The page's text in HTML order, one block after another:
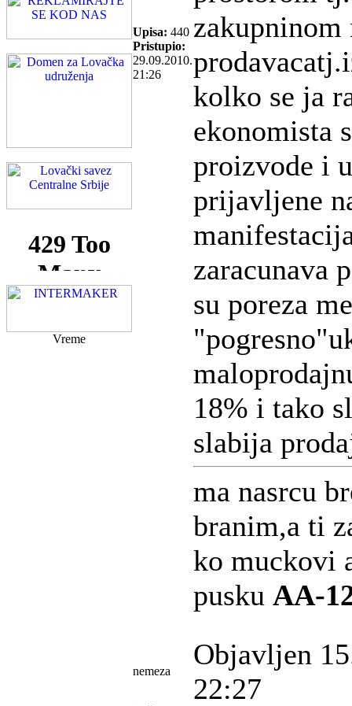
Vreme
Upisa: 440
Pristupio:
29.09.2010.
21:26
zakupninom
kolko se ja
ekonomista
proizvode i
prijavljene
zaracunava
su poreza
18% i tako
slabija
ma nasrcu
branim,a ti
ko muckovi
pusku AA-
nemeza
Objavljen
22:27